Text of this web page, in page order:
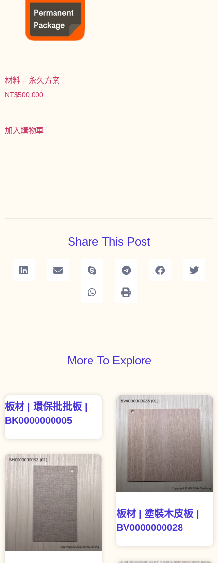
材料 – 永久方案
NT$500,000
加入購物車
Share This Post
More To Explore
板材 | 環保批批板 |
BK0000000005
板材 | 塗裝木皮板 |
BV0000000028